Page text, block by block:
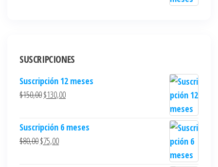
SUSCRIPCIONES
Suscripción 12 meses
$150,00$130,00
Suscripción 6 meses
$80,00$75,00